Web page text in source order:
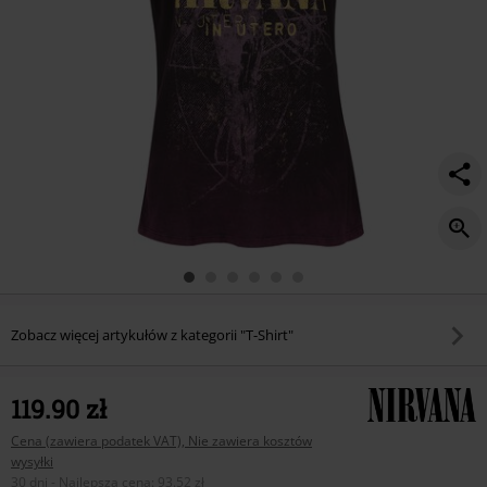
Zobacz więcej artykułów z kategorii "T-Shirt"
119.90 zł
Cena (zawiera podatek VAT), Nie zawiera kosztów
wysyłki
30 dni - Najlepsza cena
93.52 zł